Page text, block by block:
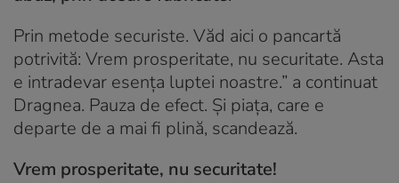
Prin metode securiste. Văd aici o pancartă
potrivită: Vrem prosperitate, nu securitate. Asta
e intradevar esența luptei noastre.” a continuat
Dragnea. Pauza de efect. Și piața, care e
departe de a mai fi plină, scandează.
Vrem prosperitate, nu securitate!